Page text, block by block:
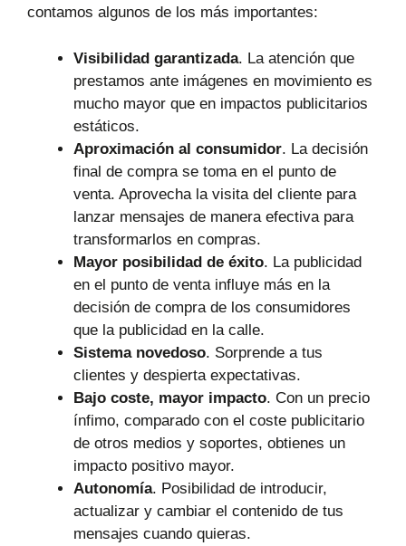
contamos algunos de los más importantes:
Visibilidad garantizada. La atención que
prestamos ante imágenes en movimiento es
mucho mayor que en impactos publicitarios
estáticos.
Aproximación al consumidor. La decisión
final de compra se toma en el punto de
venta. Aprovecha la visita del cliente para
lanzar mensajes de manera efectiva para
transformarlos en compras.
Mayor posibilidad de éxito. La publicidad
en el punto de venta influye más en la
decisión de compra de los consumidores
que la publicidad en la calle.
Sistema novedoso. Sorprende a tus
clientes y despierta expectativas.
Bajo coste, mayor impacto. Con un precio
ínfimo, comparado con el coste publicitario
de otros medios y soportes, obtienes un
impacto positivo mayor.
Autonomía. Posibilidad de introducir,
actualizar y cambiar el contenido de tus
mensajes cuando quieras.